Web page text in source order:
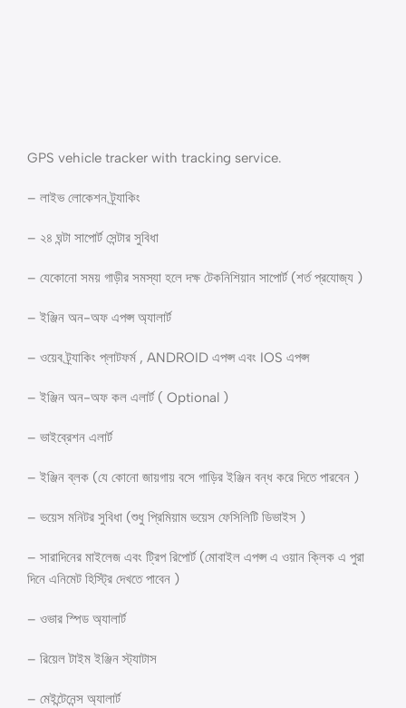
GPS vehicle tracker with tracking service.
– লাইভ লোকেশন ট্র্যাকিং
– ২৪ ঘন্টা সাপোর্ট সেন্টার সুবিধা
– যেকোনো সময় গাড়ীর সমস্যা হলে দক্ষ টেকনিশিয়ান সাপোর্ট (শর্ত প্রযোজ্য )
– ইঞ্জিন অন-অফ এপপ্স অ্যালার্ট
– ওয়েব ট্র্যাকিং প্লাটফর্ম , ANDROID এপপ্স এবং IOS এপপ্স
– ইঞ্জিন অন-অফ কল এলার্ট ( Optional )
– ভাইব্রেশন এলার্ট
– ইঞ্জিন ব্লক (যে কোনো জায়গায় বসে গাড়ির ইঞ্জিন বন্ধ করে দিতে পারবেন )
– ভয়েস মনিটর সুবিধা (শুধু প্রিমিয়াম ভয়েস ফেসিলিটি ডিভাইস )
– সারাদিনের মাইলেজ এবং ট্রিপ রিপোর্ট (মোবাইল এপপ্স এ ওয়ান ক্লিক এ পুরা
দিনে এনিমেট হিস্ট্রি দেখতে পাবেন )
– ওভার স্পিড অ্যালার্ট
– রিয়েল টাইম ইঞ্জিন স্ট্যাটাস
– মেইন্টেনেন্স অ্যালার্ট